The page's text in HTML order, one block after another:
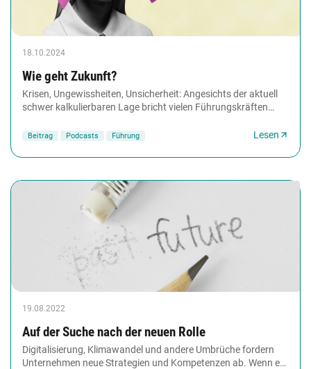
18.10.2024
Wie geht Zukunft?
Krisen, Ungewissheiten, Unsicherheit: Angesichts der aktuell
schwer kalkulierbaren Lage bricht vielen Führungskräften
Beitrag Podcasts Führung Lesen
19.08.2022
Auf der Suche nach der neuen Rolle
Digitalisierung, Klimawandel und andere Umbrüche fordern
Unternehmen neue Strategien und Kompetenzen ab. Wenn es